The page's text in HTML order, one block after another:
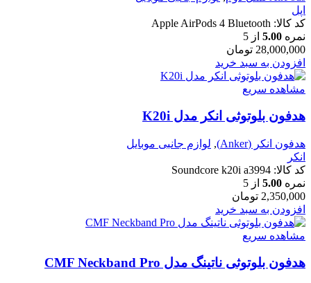
اپل
کد کالا: Apple AirPods 4 Bluetooth
نمره 5.00 از 5
28,000,000 تومان
افزودن به سبد خرید
مشاهده سریع
هدفون بلوتوثی انکر مدل K20i
هدفون انکر (Anker) , لوازم جانبی موبایل
انکر
کد کالا: Soundcore k20i a3994
نمره 5.00 از 5
2,350,000 تومان
افزودن به سبد خرید
مشاهده سریع
هدفون بلوتوثی ناتینگ مدل CMF Neckband Pro